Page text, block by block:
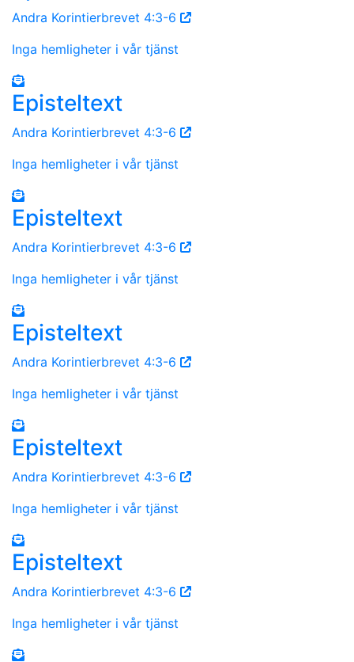
Andra Korintierbrevet 4:3-6
Inga hemligheter i vår tjänst
Episteltext
Andra Korintierbrevet 4:3-6
Inga hemligheter i vår tjänst
Episteltext
Andra Korintierbrevet 4:3-6
Inga hemligheter i vår tjänst
Episteltext
Andra Korintierbrevet 4:3-6
Inga hemligheter i vår tjänst
Episteltext
Andra Korintierbrevet 4:3-6
Inga hemligheter i vår tjänst
Episteltext
Andra Korintierbrevet 4:3-6
Inga hemligheter i vår tjänst